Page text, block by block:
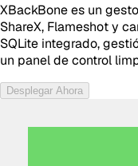
XBackBone es un
ShareX, Flameshot y
SQLite integrado,
un panel de control
Desplegar Ahora